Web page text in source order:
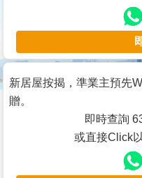
宅
谷
按
新居屋按揭，準業主預先
贈。
即時查詢
或直接Click